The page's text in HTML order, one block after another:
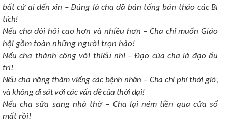
bất cứ ai đến xin – Đúng là cha đã bán tống bán tháo các Bí
tích!
Nếu cha đòi hỏi cao hơn và nhiều hơn – Cha chỉ muốn Giáo
hội gồm toàn những người trọn hảo!
Nếu cha thành công với thiếu nhi – Đạo của cha là đạo ấu
trĩ!
Nếu cha năng thăm viếng các bệnh nhân – Cha chỉ phí thời giờ,
và không đi sát với các vấn đề của thời đại!
Nếu cha sửa sang nhà thờ – Cha lại ném tiền qua cửa sổ
mất rồi!